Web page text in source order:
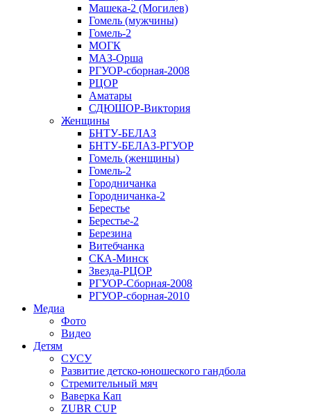
Машека-2 (Могилев)
Гомель (мужчины)
Гомель-2
МОГК
МАЗ-Орша
РГУОР-сборная-2008
РЦОР
Аматары
СДЮШОР-Виктория
Женщины
БНТУ-БЕЛАЗ
БНТУ-БЕЛАЗ-РГУОР
Гомель (женщины)
Гомель-2
Городничанка
Городничанка-2
Берестье
Берестье-2
Березина
Витебчанка
СКА-Минск
Звезда-РЦОР
РГУОР-Сборная-2008
РГУОР-сборная-2010
Медиа
Фото
Видео
Детям
СУСУ
Развитие детско-юношеского гандбола
Стремительный мяч
Ваверка Кап
ZUBR CUP